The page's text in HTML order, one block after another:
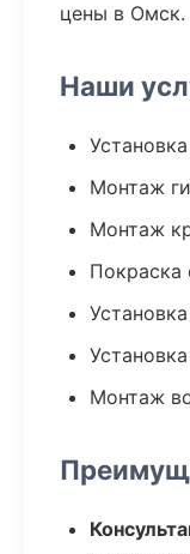
цены в Омск.
Наши
Монтаж
Монтаж
Покраска
Монтаж